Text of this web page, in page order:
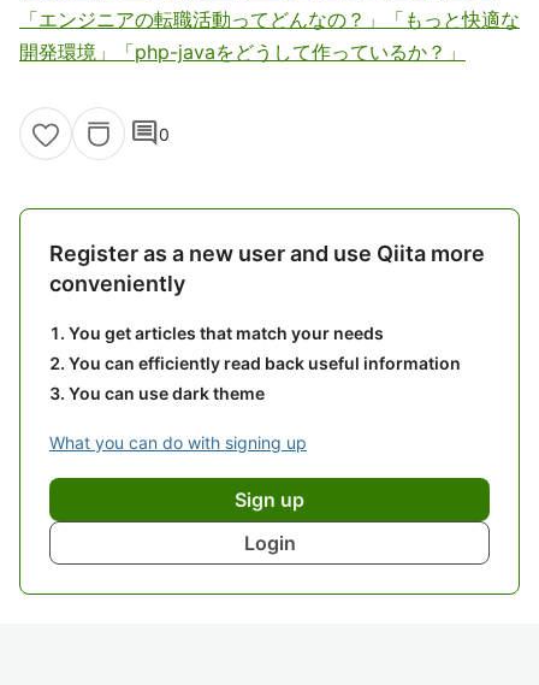
「エンジニアの転職活動ってどんなの？」「もっと快適な
開発環境」「php-javaをどうして作っているか？」
comment0
Register as a new user and use Qiita more
conveniently
You get articles that match your needs
You can efficiently read back useful information
You can use dark theme
What you can do with signing up
Sign up
Login